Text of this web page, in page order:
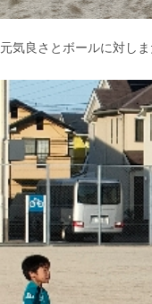
元気良さとボールに対し